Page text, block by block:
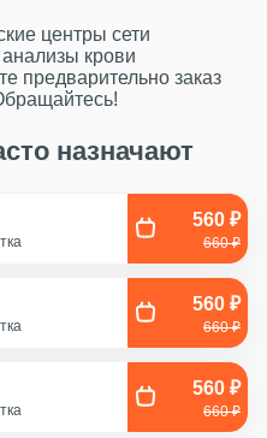
центры сети
крови
предварительно заказ
назначают
560 ₽
660 ₽
560 ₽
660 ₽
560 ₽
660 ₽